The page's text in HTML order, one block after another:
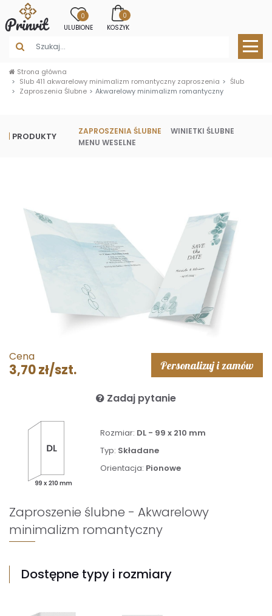
0
ULUBIONE
0
KOSZYK
Strona główna
Slub 411 akwarelowy minimalizm romantyczny zaproszenia
Ślub
Zaproszenia Ślubne
Akwarelowy minimalizm romantyczny
PRODUKTY ZAPROSZENIA ŚLUBNE
WINIETKI ŚLUBNE
MENU WESELNE
Cena
3,70 zł/szt. Personalizuj i zamów
Zadaj pytanie
Rozmiar: DL - 99 x 210 mm
Typ: Składane
Orientacja: Pionowe
Zaproszenie ślubne - Akwarelowy
minimalizm romantyczny
Dostępne typy i rozmiary